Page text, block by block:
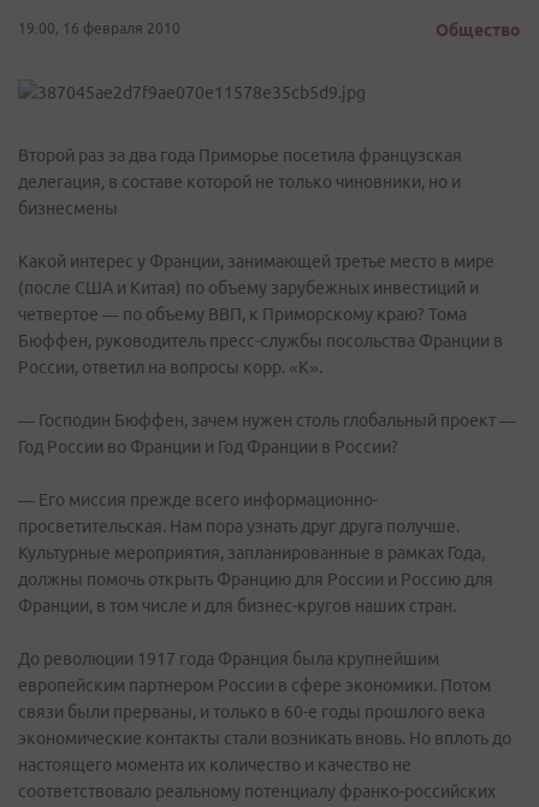
19:00, 16 февраля 2010 Общество
Второй раз за два года Приморье посетила французская
делегация, в составе которой не только чиновники, но и
бизнесмены
Какой интерес у Франции, занимающей третье место в мире
(после США и Китая) по объему зарубежных инвестиций и
четвертое — по объему ВВП, к Приморскому краю? Тома
Бюффен, руководитель пресс-службы посольства Франции в
России, ответил на вопросы корр. «К».
— Господин Бюффен, зачем нужен столь глобальный проект —
Год России во Франции и Год Франции в России?
— Его миссия прежде всего информационно-
просветительская. Нам пора узнать друг друга получше.
Культурные мероприятия, запланированные в рамках Года,
должны помочь открыть Францию для России и Россию для
Франции, в том числе и для бизнес-кругов наших стран.
До революции 1917 года Франция была крупнейшим
европейским партнером России в сфере экономики. Потом
связи были прерваны, и только в 60-е годы прошлого века
экономические контакты стали возникать вновь. Но вплоть до
настоящего момента их количество и качество не
соответствовало реальному потенциалу франко-российских